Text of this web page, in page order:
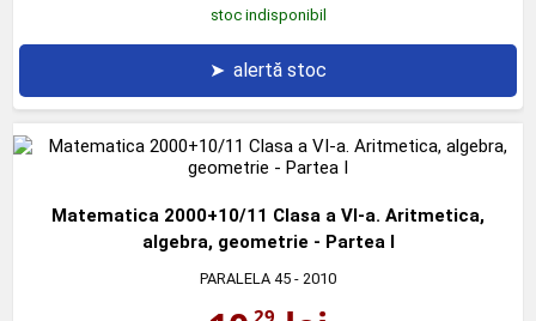
stoc indisponibil
➤ alertă stoc
Matematica 2000+10/11 Clasa a VI-a. Aritmetica,
algebra, geometrie - Partea I
PARALELA 45 - 2010
,29